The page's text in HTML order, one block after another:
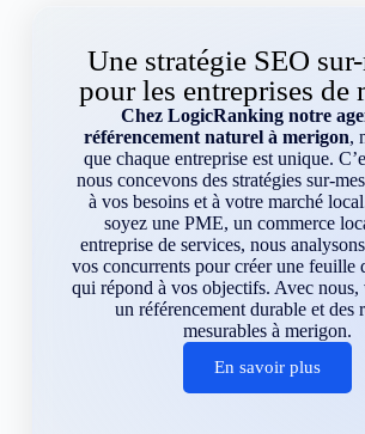
Une stratégie SEO
pour les entreprises de
Chez LogicRanking notre
référencement naturel à merigon,
que chaque entreprise est unique.
nous concevons des stratégies sur-
à vos besoins et à votre marché
soyez une PME, un commerce
entreprise de services, nous
vos concurrents pour créer une feuille
qui répond à vos objectifs. Avec nous,
un référencement durable et des
mesurables à merigon.
En savoir plus